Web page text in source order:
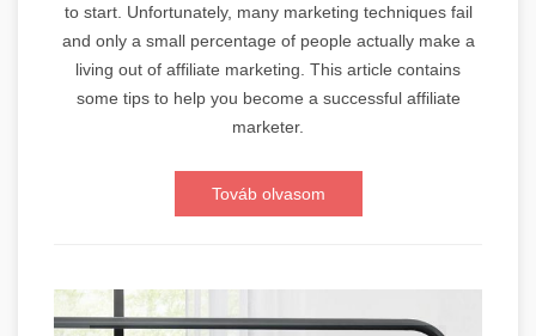
to start. Unfortunately, many marketing techniques fail
and only a small percentage of people actually make a
living out of affiliate marketing. This article contains
some tips to help you become a successful affiliate
marketer.
Továb olvasom